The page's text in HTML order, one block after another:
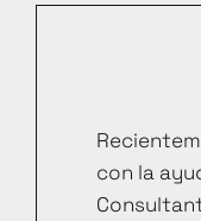
con la